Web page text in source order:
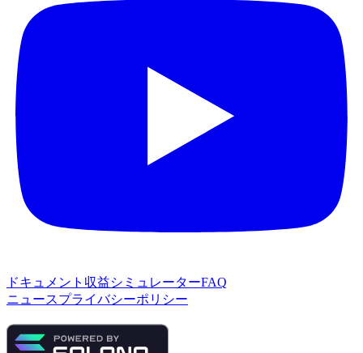
ドキュメント 収益シミュレーターFAQ
ニュースプライバシーポリシー